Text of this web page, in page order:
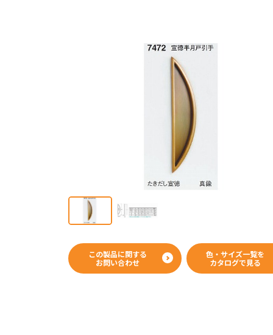
カタログ
WEBカタログ
この製品に関する
お問い合わせ
色・サイズ一覧を
カタログで見る